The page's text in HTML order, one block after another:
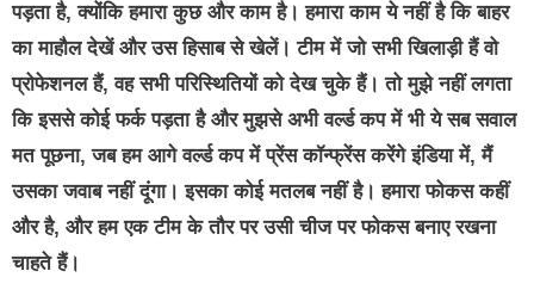
पड़ता है, क्योंकि हमारा कुछ और काम है। हमारा काम ये नहीं है कि बाहर
का माहौल देखें और उस हिसाब से खेलें। टीम में जो सभी खिलाड़ी हैं वो
प्रोफेशनल हैं, वह सभी परिस्थितियों को देख चुके हैं। तो मुझे नहीं लगता
कि इससे कोई फर्क पड़ता है और मुझसे अभी वर्ल्ड कप में भी ये सब सवाल
मत पूछना, जब हम आगे वर्ल्ड कप में प्रेंस कॉन्फ्रेंस करेंगे इंडिया में, मैं
उसका जवाब नहीं दूंगा। इसका कोई मतलब नहीं है। हमारा फोकस कहीं
और है, और हम एक टीम के तौर पर उसी चीज पर फोकस बनाए रखना
चाहते हैं।